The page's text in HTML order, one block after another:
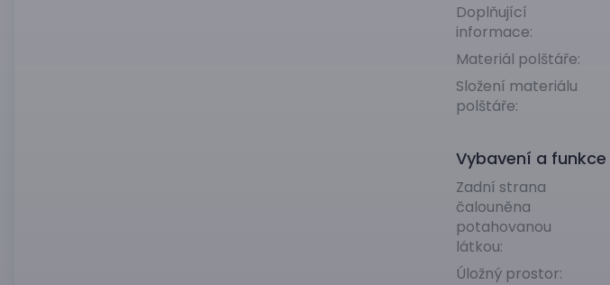
Doplňující
informace:
Materiál polštáře:
Složení materiálu
polštáře:
Vybavení a funkce
Zadní strana
čalouněna
potahovanou
látkou:
Úložný prostor: